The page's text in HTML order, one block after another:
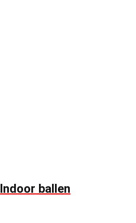
Indoor ballen